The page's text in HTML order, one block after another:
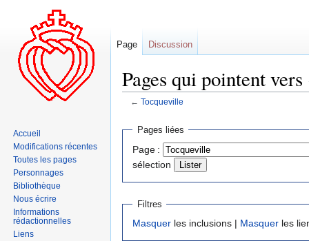
Pages qui pointent
← Tocqueville
Aller
navigation
Aller
recherche
Pages liées
Page :
sélection
Filtres
Masquer les inclusions | Masquer les
Page Discussion
Accueil
Modifications récentes
Toutes les pages
Personnages
Bibliothèque
Nous écrire
Informations
rédactionnelles
Liens